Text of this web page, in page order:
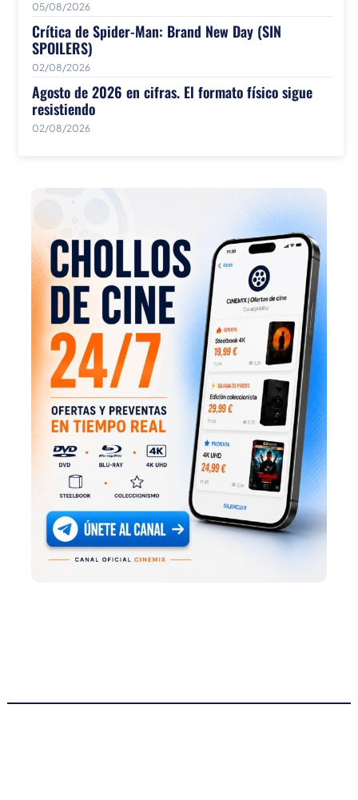
05/08/2026
Crítica de Spider-Man: Brand New Day (SIN
SPOILERS)
02/08/2026
Agosto de 2026 en cifras. El formato físico sigue
resistiendo
02/08/2026